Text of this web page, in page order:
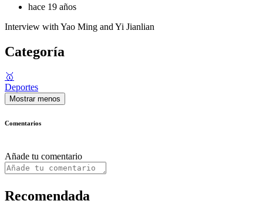
hace 19 años
Interview with Yao Ming and Yi Jianlian
Categoría
🥇
Deportes
Mostrar menos
Comentarios
Añade tu comentario
Recomendada